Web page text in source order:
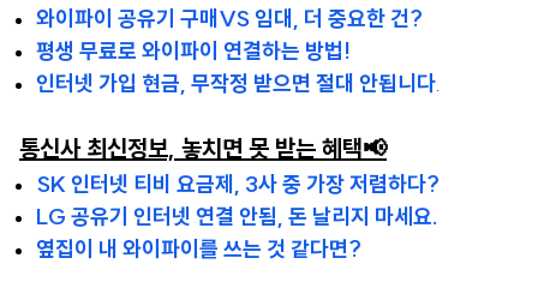
와이파이 공유기 구매VS 임대, 더 중요한 건?
평생 무료로 와이파이 연결하는 방법!
인터넷 가입 현금, 무작정 받으면 절대 안됩니다.
통신사 최신정보, 놓치면 못 받는 혜택📢
SK 인터넷 티비 요금제, 3사 중 가장 저렴하다?
LG 공유기 인터넷 연결 안됨, 돈 날리지 마세요.
옆집이 내 와이파이를 쓰는 것 같다면?